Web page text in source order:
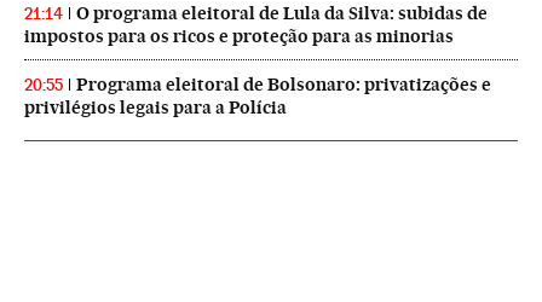
21:14
O programa eleitoral de Lula da Silva: subidas de
impostos para os ricos e proteção para as minorias
20:55
Programa eleitoral de Bolsonaro: privatizações e
privilégios legais para a Polícia